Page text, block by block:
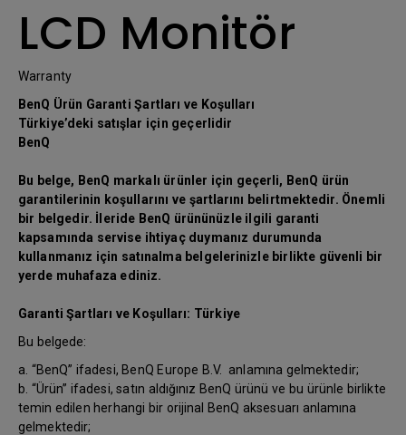
LCD Monitör
Warranty
BenQ Ürün Garanti Şartları ve Koşulları
Türkiye’deki satışlar için geçerlidir
BenQ
Bu belge, BenQ markalı ürünler için geçerli, BenQ ürün
garantilerinin koşullarını ve şartlarını belirtmektedir. Önemli
bir belgedir. İleride BenQ ürününüzle ilgili garanti
kapsamında servise ihtiyaç duymanız durumunda
kullanmanız için satınalma belgelerinizle birlikte güvenli bir
yerde muhafaza ediniz.
Garanti Şartları ve Koşulları: Türkiye
Bu belgede:
a. “BenQ” ifadesi, BenQ Europe B.V. anlamına gelmektedir;
b. “Ürün” ifadesi, satın aldığınız BenQ ürünü ve bu ürünle birlikte
temin edilen herhangi bir orijinal BenQ aksesuarı anlamına
gelmektedir;